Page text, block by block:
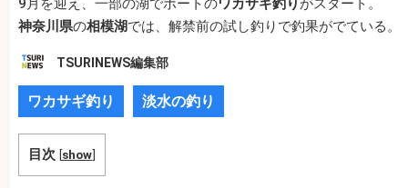
9月を迎え、一部の湖でボートのワカサギ釣り がスタート。
神奈川県の相模湖では、解禁前の試し釣りで釣果がでている。
TSURINEWS編集部
ワカサギ釣り 淡水の釣り
目次 [show]